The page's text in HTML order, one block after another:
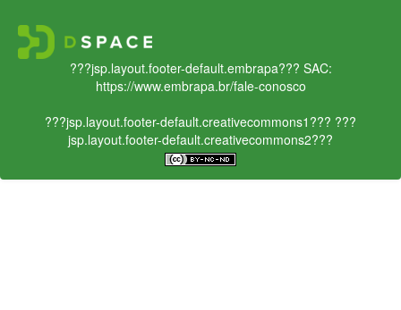
???jsp.layout.footer-default.embrapa??? SAC:
https://www.embrapa.br/fale-conosco
???jsp.layout.footer-default.creativecommons1??? ???
jsp.layout.footer-default.creativecommons2???